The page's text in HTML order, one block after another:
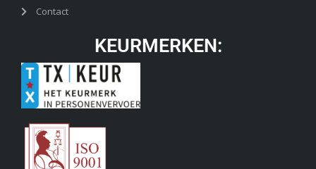
Contact
KEURMERKEN: